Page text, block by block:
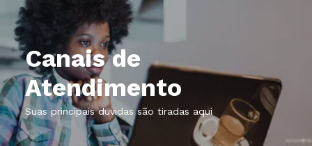
Canais de
Atendimento
Suas principais duvidas são tiradas aqui